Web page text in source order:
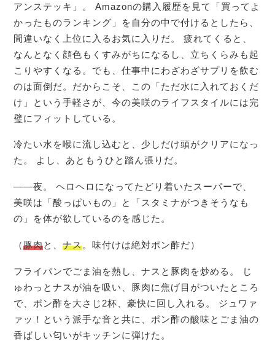
アンステッキ」。 Amazonの購入履歴を見て「買ってよ
かったものランキング」を自分の中で付けるとしたら、
間違いなく上位に入るお気に入りだ。 疲れてくると、
なんとなく顔色もくすみがちになるし、立ちくらみも起
こりやすくなる。でも、仕事中にわざわざサプリを飲む
のは面倒だ。だからこそ、この「ただ水に入れておくだ
け」という手軽さが、今の美咲のライフスタイルには完
璧にフィットしている。
冷たい水を喉に流し込むと、少しだけ頭がクリアになっ
た。 よし、あともうひと踏ん張りだ。
――夜。 ヘロヘロになってたどり着いたスーパーで、
美咲は「酸っぱいもの」と「スタミナがつきそうなも
の」を体が欲しているのを感じた。
（豚肉と、ナス。味付けは絶対ポン酢だ）
フライパンでごま油を熱し、ナスと豚肉を炒める。 じ
ゅわっとナスが油を吸い、豚肉に焦げ目がついたところ
で、ポン酢を大さじ2杯、豪快に回し入れる。 ジュワァ
ァッ！という派手な音と共に、ポン酢の酸味とごま油の
香ばしい匂いがキッチンに弾けた。